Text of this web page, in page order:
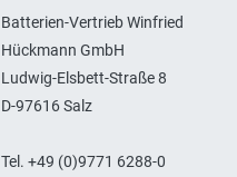
Batterien-Vertrieb Winfried
Hückmann GmbH
Ludwig-Elsbett-Straße 8
D-97616 Salz
Tel. +49 (0)9771 6288-0